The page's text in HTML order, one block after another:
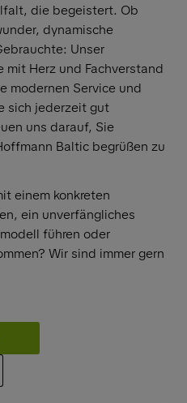
die begeistert. Ob
dynamische
Unser
mit Herz und Fachverstand
modernen Service und
sich jederzeit gut
uns darauf, Sie
Baltic begrüßen zu
einem konkreten
ein unverfängliches
führen oder
Wir sind immer gern